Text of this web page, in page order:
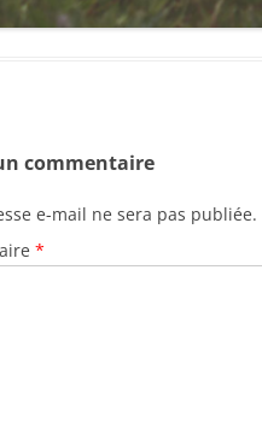
commentaire
e-mail ne sera pas publiée.
*